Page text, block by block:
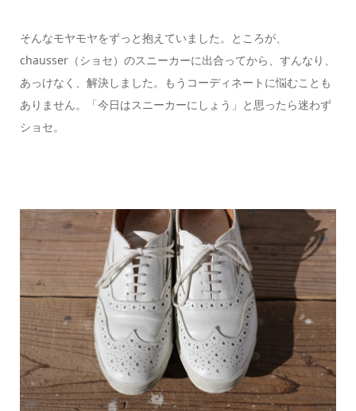
そんなモヤモヤをずっと抱えていました。ところが、
chausser（ショセ）のスニーカーに出合ってから、すんなり、
あっけなく、解決しました。もうコーディネートに悩むことも
ありません。「今日はスニーカーにしょう」と思ったら迷わず
ショセ。